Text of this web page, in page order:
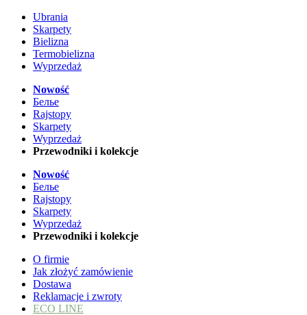
Ubrania
Skarpety
Bielizna
Termobielizna
Wyprzedaż
Nowość
Белье
Rajstopy
Skarpety
Wyprzedaż
Przewodniki i kolekcje
Nowość
Белье
Rajstopy
Skarpety
Wyprzedaż
Przewodniki i kolekcje
O firmie
Jak złożyć zamówienie
Dostawa
Reklamacje i zwroty
ECO LINE